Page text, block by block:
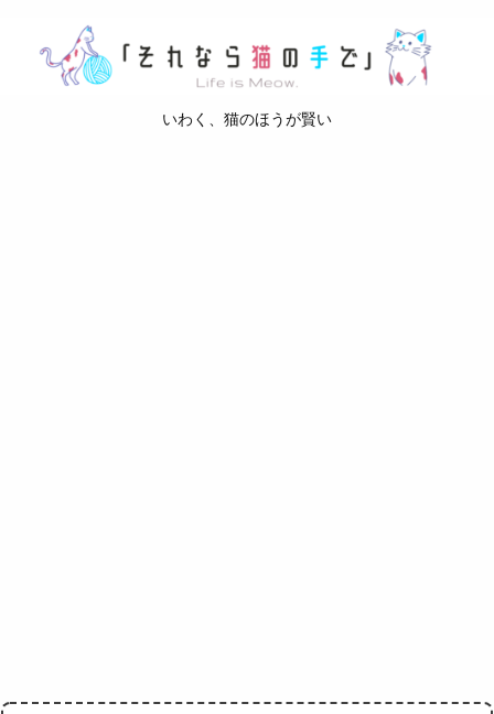
いわく、猫のほうが賢い